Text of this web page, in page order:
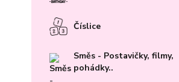
Číslice
Směs - Postavičky, filmy,
pohádky..